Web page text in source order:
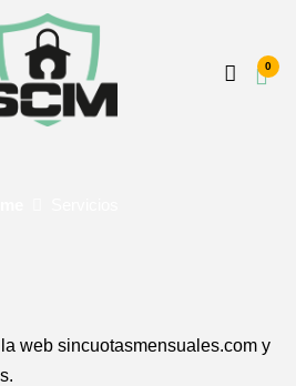
0
web sincuotasmensuales.com y